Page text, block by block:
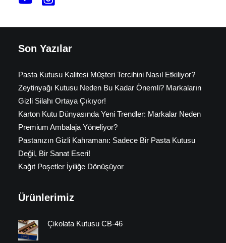
Son Yazılar
Pasta Kutusu Kalitesi Müşteri Tercihini Nasıl Etkiliyor?
Zeytinyağı Kutusu Neden Bu Kadar Önemli? Markaların
Gizli Silahı Ortaya Çıkıyor!
Karton Kutu Dünyasında Yeni Trendler: Markalar Neden
Premium Ambalaja Yöneliyor?
Pastanızın Gizli Kahramanı: Sadece Bir Pasta Kutusu
Değil, Bir Sanat Eseri!
Kağıt Poşetler İyiliğe Dönüşüyor
Ürünlerimiz
Çikolata Kutusu CB-46